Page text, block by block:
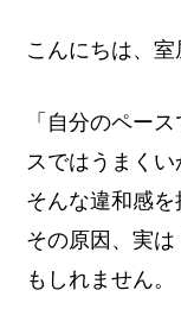
こんにちは、室
「自分のペー
スではうまくい
そんな違和感を
その原因、実
もしれません。